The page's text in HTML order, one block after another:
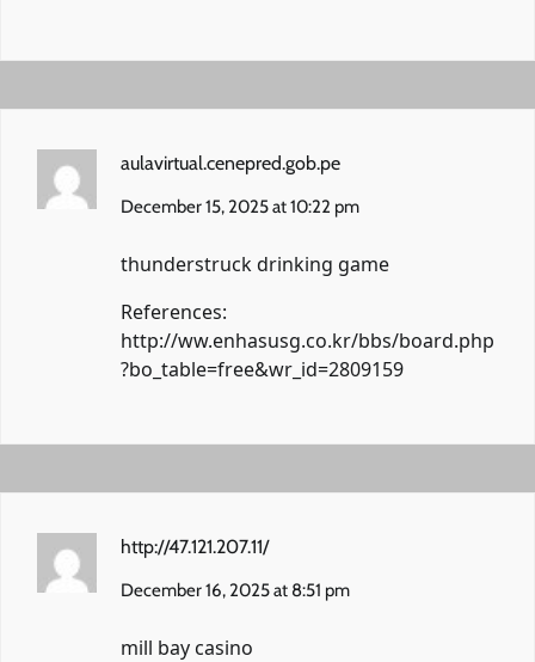
aulavirtual.cenepred.gob.pe
December 15, 2025 at 10:22 pm
thunderstruck drinking game
References:
http://ww.enhasusg.co.kr/bbs/board.php
?bo_table=free&wr_id=2809159
http://47.121.207.11/
December 16, 2025 at 8:51 pm
mill bay casino